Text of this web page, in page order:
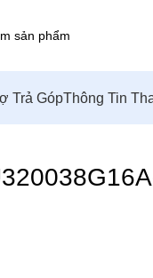
Trả GópThông Tin